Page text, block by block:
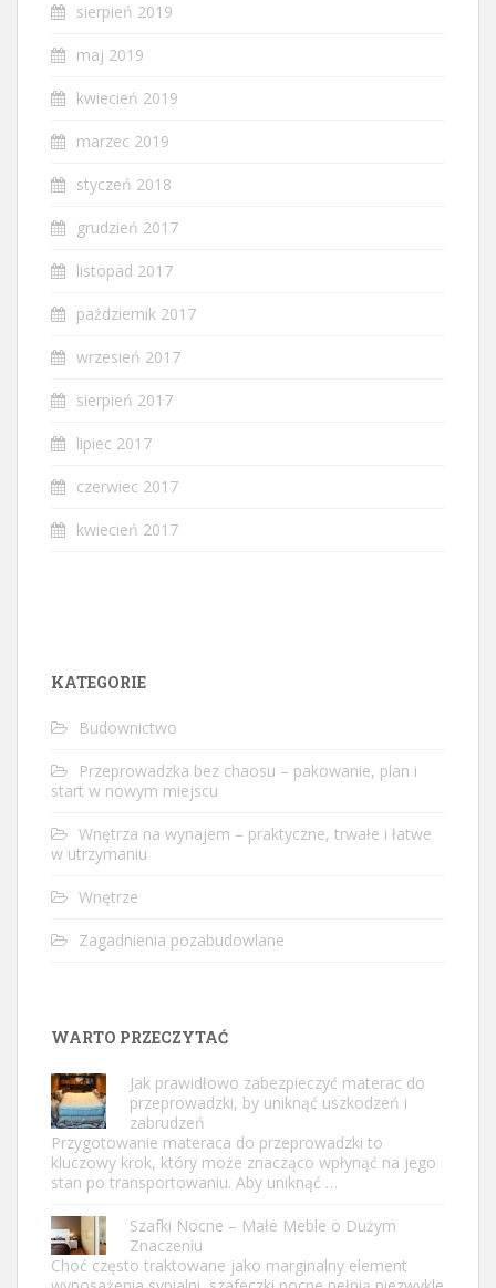
sierpień 2019
maj 2019
kwiecień 2019
marzec 2019
styczeń 2018
grudzień 2017
listopad 2017
październik 2017
wrzesień 2017
sierpień 2017
lipiec 2017
czerwiec 2017
kwiecień 2017
KATEGORIE
Budownictwo
Przeprowadzka bez chaosu – pakowanie, plan i
start w nowym miejscu
Wnętrza na wynajem – praktyczne, trwałe i łatwe
w utrzymaniu
Wnętrze
Zagadnienia pozabudowlane
WARTO PRZECZYTAĆ
Jak prawidłowo zabezpieczyć materac do
przeprowadzki, by uniknąć uszkodzeń i
zabrudzeń
Przygotowanie materaca do przeprowadzki to
kluczowy krok, który może znacząco wpłynąć na jego
stan po transportowaniu. Aby uniknąć …
Szafki Nocne – Małe Meble o Dużym
Znaczeniu
Choć często traktowane jako marginalny element